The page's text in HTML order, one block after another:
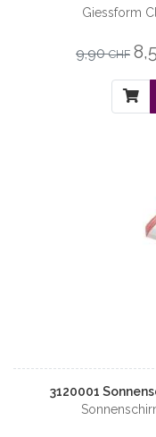
Giessform
9,90CHF
3120001